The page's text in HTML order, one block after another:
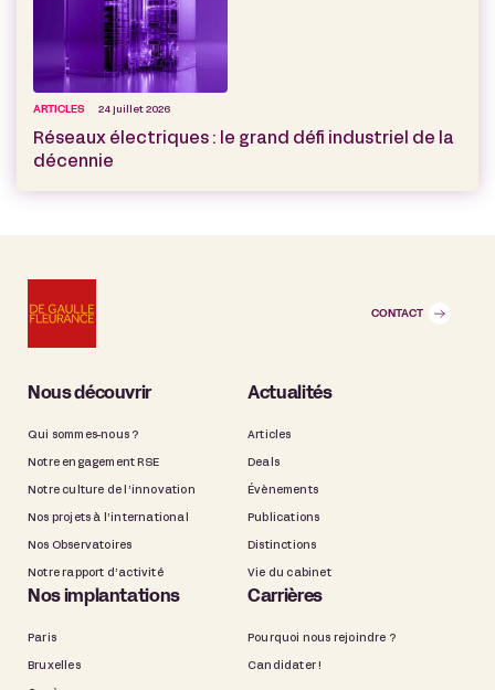
ARTICLES 24 juillet 2026
Réseaux électriques : le grand défi industriel de la
décennie
CONTACT
Nous découvrir
Qui sommes-nous ?
Notre engagement RSE
Notre culture de l’innovation
Nos projets à l’international
Nos Observatoires
Notre rapport d’activité
Actualités
Articles
Deals
Évènements
Publications
Distinctions
Vie du cabinet
Nos implantations
Paris
Bruxelles
Carrières
Pourquoi nous rejoindre ?
Candidater !